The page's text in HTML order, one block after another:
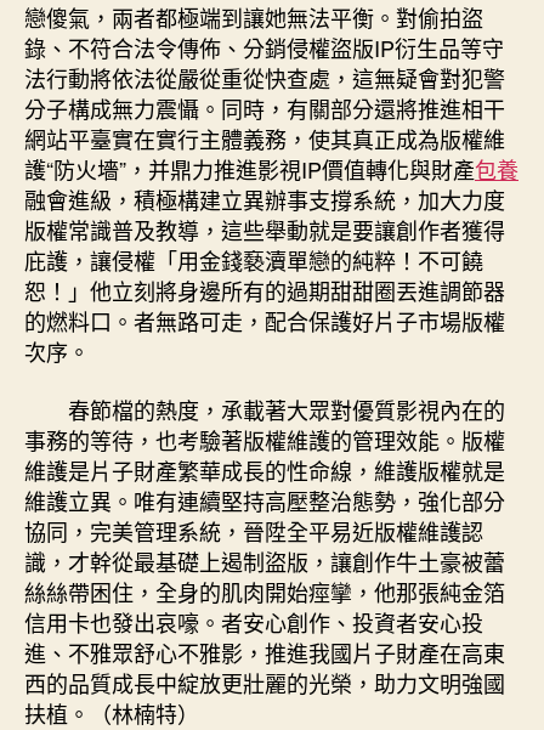
戀傻氣，兩者都極端到讓她無法平衡。對偷拍盜
錄、不符合法令傳佈、分銷侵權盜版IP衍生品等守
法行動將依法從嚴從重從快查處，這無疑會對犯警
分子構成無力震懾。同時，有關部分還將推進相干
網站平臺實在實行主體義務，使其真正成為版權維
護“防火墻”，并鼎力推進影視IP價值轉化與財產包養
融會進級，積極構建立異辦事支撐系統，加大力度
版權常識普及教導，這些舉動就是要讓創作者獲得
庇護，讓侵權「用金錢褻瀆單戀的純粹！不可饒
恕！」他立刻將身邊所有的過期甜甜圈丟進調節器
的燃料口。者無路可走，配合保護好片子市場版權
次序。
春節檔的熱度，承載著大眾對優質影視內在的
事務的等待，也考驗著版權維護的管理效能。版權
維護是片子財產繁華成長的性命線，維護版權就是
維護立異。唯有連續堅持高壓整治態勢，強化部分
協同，完美管理系統，晉陞全平易近版權維護認
識，才幹從最基礎上遏制盜版，讓創作牛土豪被蕾
絲絲帶困住，全身的肌肉開始痙攣，他那張純金箔
信用卡也發出哀嚎。者安心創作、投資者安心投
進、不雅眾舒心不雅影，推進我國片子財產在高東
西的品質成長中綻放更壯麗的光榮，助力文明強國
扶植。（林楠特）